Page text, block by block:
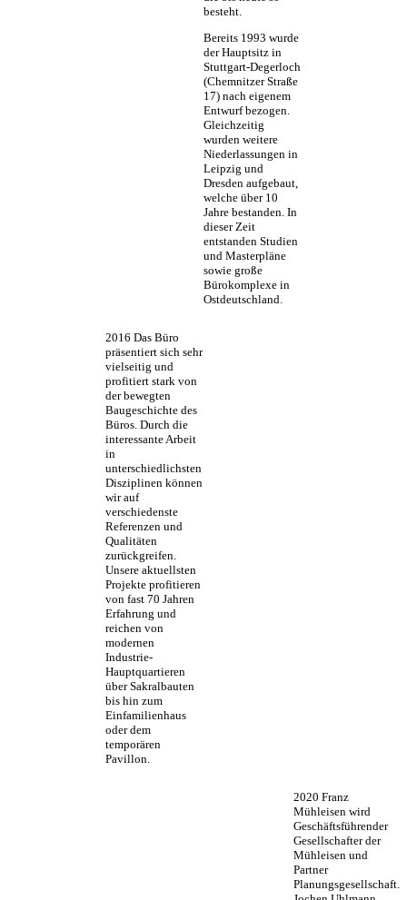
besteht.
Bereits 1993 wurde
der Hauptsitz in
Stuttgart-Degerloch
(Chemnitzer Straße
17) nach eigenem
Entwurf bezogen.
Gleichzeitig
wurden weitere
Niederlassungen in
Leipzig und
Dresden aufgebaut,
welche über 10
Jahre bestanden. In
dieser Zeit
entstanden Studien
und Masterpläne
sowie große
Bürokomplexe in
Ostdeutschland.
2016 Das Büro
präsentiert sich sehr
vielseitig und
profitiert stark von
der bewegten
Baugeschichte des
Büros. Durch die
interessante Arbeit
in
unterschiedlichsten
Disziplinen können
wir auf
verschiedenste
Referenzen und
Qualitäten
zurückgreifen.
Unsere aktuellsten
Projekte profitieren
von fast 70 Jahren
Erfahrung und
reichen von
modernen
Industrie-
Hauptquartieren
über Sakralbauten
bis hin zum
Einfamilienhaus
oder dem
temporären
Pavillon.
2020 Franz
Mühleisen wird
Geschäftsführender
Gesellschafter der
Mühleisen und
Partner
Planungsgesellschaft.